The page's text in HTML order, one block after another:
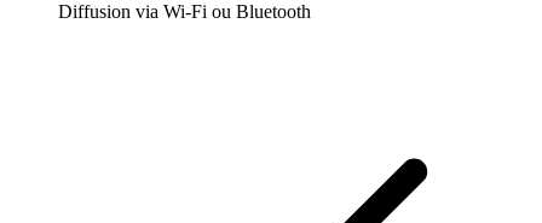
Diffusion via Wi-Fi ou Bluetooth